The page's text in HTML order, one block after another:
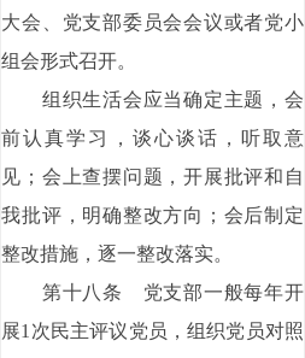
大会、党支部委员会会议或者党小
组会形式召开。
组织生活会应当确定主题，会
前认真学习，谈心谈话，听取意
见；会上查摆问题，开展批评和自
我批评，明确整改方向；会后制定
整改措施，逐一整改落实。
第十八条 党支部一般每年开
展1次民主评议党员，组织党员对照